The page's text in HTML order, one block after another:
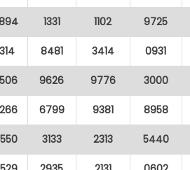
1331 1102 9725
8481 3414 0931
9626 9776 3000
6799 9381 8958
3133 2313 5440